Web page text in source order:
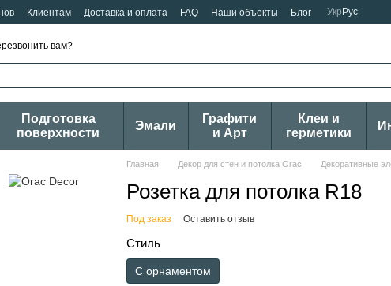
Клиентам Доставка и оплата FAQ Наши объекты Блог Укр Рус
вам?
Подготовка
поверхности
Эмали
Графити
и Арт
Клеи и
герметики
Главная Декор для стен и потолка Orac Декоративные
Розетка для потолка R18
Под заказ Оставить отзыв
Стиль
С орнаментом